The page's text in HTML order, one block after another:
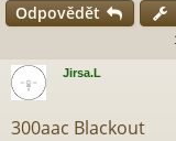
ka
zy
Odpovědět
Jirsa.L
300aac Blackout